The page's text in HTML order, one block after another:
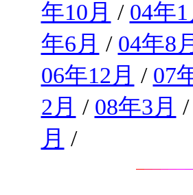
年10月 / 04年1
年6月 / 04年8月
06年12月 / 07
2月 / 08年3月 /
月 /